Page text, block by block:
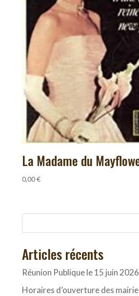
La Madame du
0,00€
Articles récents
Réunion Publique le 15 juin
Horaires d’ouverture des